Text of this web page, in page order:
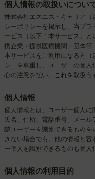
個人情報の取扱いについ
株式会社エスエス・キャリア
シーポリシーを掲示し、当プ
ービス（以下「本サービス」
携企業・提携医療機関・団体
本サービスをご利用になる方
シーを尊重し、ユーザーの個
心の注意を払い、これを取扱う
個人情報
個人情報とは、ユーザー個人に
氏名、住所、電話番号、メー
該ユーザーを識別できるもの
きない場合でも、他の情報と
ー個人を識別できるものも個人
個人情報の利用目的